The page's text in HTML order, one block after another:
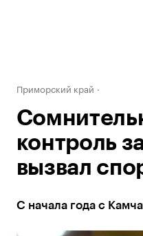
Приморский край
контроль
вызвал
С начала года с